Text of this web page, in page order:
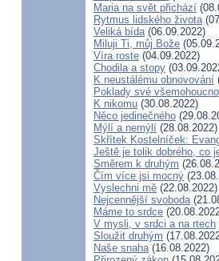
Maria na svět přichází
Rytmus lidského života
Veliká bída(06.09.2022)
Miluji Ti, můj Bože
Víra roste (04.09.2022)
Chodila a stopy
K neustálému obnovování
Poklady své
K nikomu (30.08.2022)
Něco jedinečného
Mýlí a nemýlí (28.08.2022)
Skřítek Kostelníček:
Ještě je tolik dobrého, co
Směrem k druhým
Čím více jsi mocný
Vyslechni mě (22.08.2022)
Nejcennější svoboda
Máme to srdce
V mysli, v srdci a na rtech
Sloužit druhým
Naše snaha(16.08.2022)